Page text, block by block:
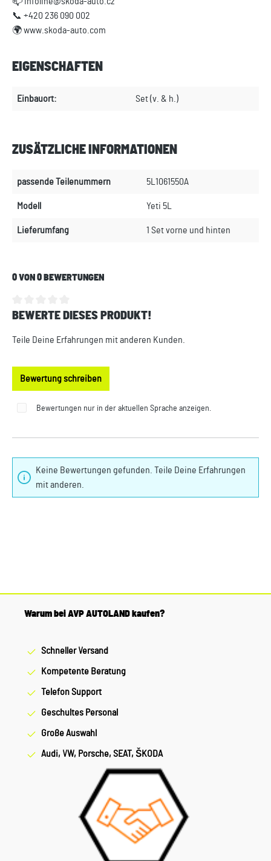
📞 +420 236 090 002
🌍 www.skoda-auto.com
EIGENSCHAFTEN
Einbauort: Set (v. & h.)
ZUSÄTZLICHE INFORMATIONEN
passende Teilenummern 5L1061550A
Modell Yeti 5L
Lieferumfang 1 Set vorne und hinten
0 VON 0 BEWERTUNGEN
Durchschnittliche Bewertung von 0 von 5 Sternen
BEWERTE DIESES PRODUKT!
Teile Deine Erfahrungen mit anderen Kunden.
Bewertung schreiben
Bewertungen nur in der aktuellen Sprache anzeigen.
Keine Bewertungen gefunden. Teile Deine Erfahrungen
mit anderen.
Warum bei AVP AUTOLAND kaufen?
Schneller Versand
Kompetente Beratung
Telefon Support
Geschultes Personal
Große Auswahl
Audi, VW, Porsche, SEAT, ŠKODA